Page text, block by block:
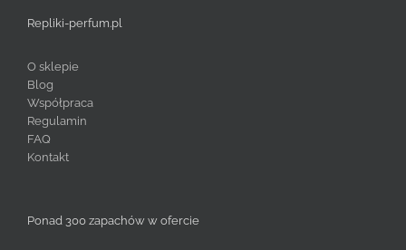
Repliki-perfum.pl
O sklepie
Blog
Współpraca
Regulamin
FAQ
Kontakt
Ponad 300 zapachów w ofercie